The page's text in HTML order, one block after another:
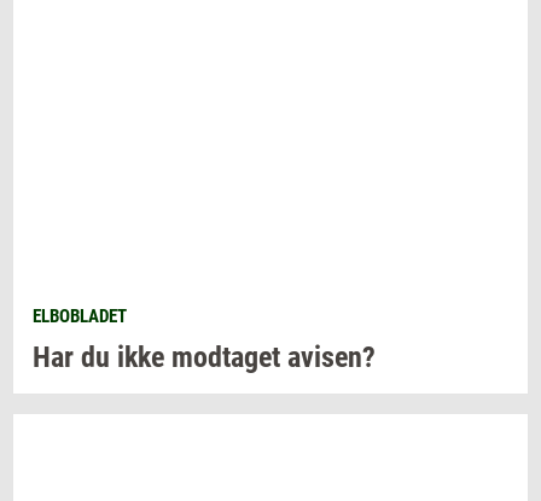
ELBOBLADET
Har du ikke mod­ta­get avi­sen?